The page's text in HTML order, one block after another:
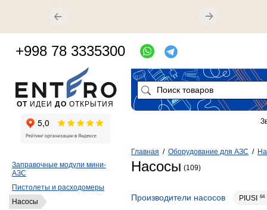
Главная / Оборудование для АЗС /
Насосы (109)
Производители насосов PIUSI 64
Заправочные модули мини-
АЗС
Пистолеты и расходомеры
Насосы
ОТ ИДЕИ ДО ОТКРЫТИЯ
+998 78 3335300